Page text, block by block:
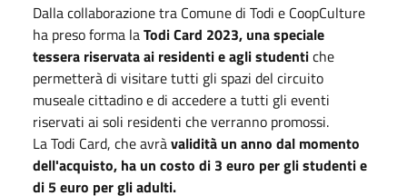
Dalla collaborazione tra Comune di Todi e CoopCulture
ha preso forma laTodi Card 2023, una speciale
tessera riservata ai residenti e agli studentiche
permetterà di visitare tutti gli spazi del circuito
museale cittadino e di accedere a tutti gli eventi
riservati ai soli residenti che verranno promossi.
La Todi Card, che avràvalidità un anno dal momento
dell'acquisto, ha un costo di 3 euro per gli studenti e
di 5 euro per gli adulti.